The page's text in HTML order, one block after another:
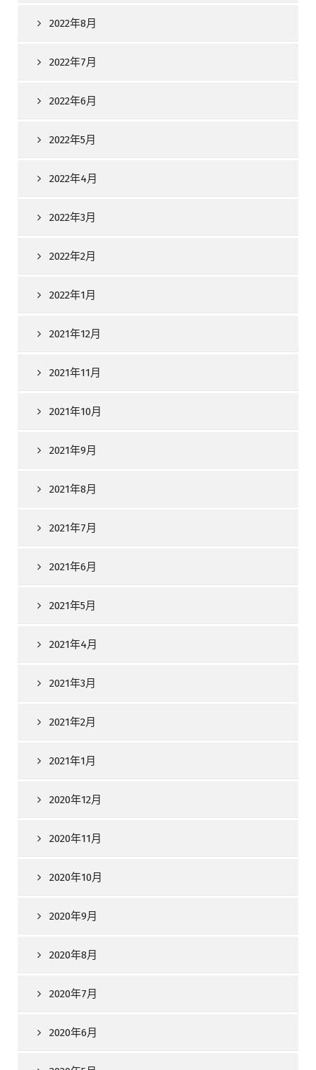
2022年8月
2022年7月
2022年6月
2022年5月
2022年4月
2022年3月
2022年2月
2022年1月
2021年12月
2021年11月
2021年10月
2021年9月
2021年8月
2021年7月
2021年6月
2021年5月
2021年4月
2021年3月
2021年2月
2021年1月
2020年12月
2020年11月
2020年10月
2020年9月
2020年8月
2020年7月
2020年6月